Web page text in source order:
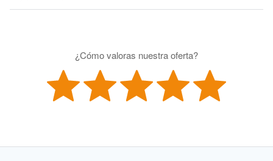
¿Cómo valoras nuestra oferta?